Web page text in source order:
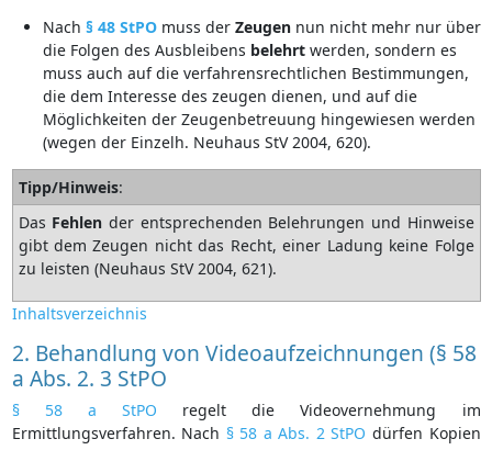
Nach § 48 StPOmuss der Zeugennun nicht mehr nur über
die Folgen des Ausbleibens belehrtwerden, sondern es
muss auch auf die verfahrensrechtlichen Bestimmungen,
die dem Interesse des zeugen dienen, und auf die
Möglichkeiten der Zeugenbetreuung hingewiesen werden
(wegen der Einzelh. Neuhaus StV 2004, 620).
Tipp/Hinweis:
Das Fehlen der entsprechenden Belehrungen und Hinweise
gibt dem Zeugen nicht das Recht, einer Ladung keine Folge
zu leisten (Neuhaus StV 2004, 621).
Inhaltsverzeichnis
2. Behandlung von Videoaufzeichnungen (§ 58
a Abs. 2. 3 StPO
§ 58 a StPO regelt die Videovernehmung im
Ermittlungsverfahren. Nach § 58 a Abs. 2 StPO dürfen Kopien